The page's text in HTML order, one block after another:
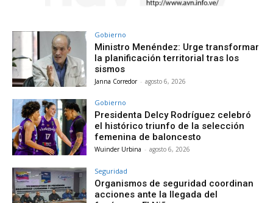
Gobierno
Ministro Menéndez: Urge transformar
la planificación territorial tras los
sismos
Janna Corredor - agosto 6, 2026
Gobierno
Presidenta Delcy Rodríguez celebró
el histórico triunfo de la selección
femenina de baloncesto
Wuinder Urbina - agosto 6, 2026
Seguridad
Organismos de seguridad coordinan
acciones ante la llegada del